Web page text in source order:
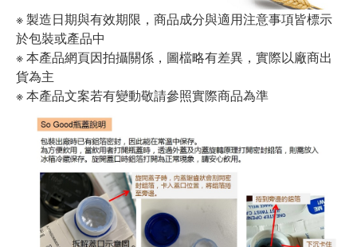
※ 製造日期與有效期限，商品成分與適用注意事項皆標示
於包裝或產品中
※ 本產品網頁因拍攝關係，圖檔略有差異，實際以廠商出
貨為主
※ 本產品文案若有變動敬請參照實際商品為準